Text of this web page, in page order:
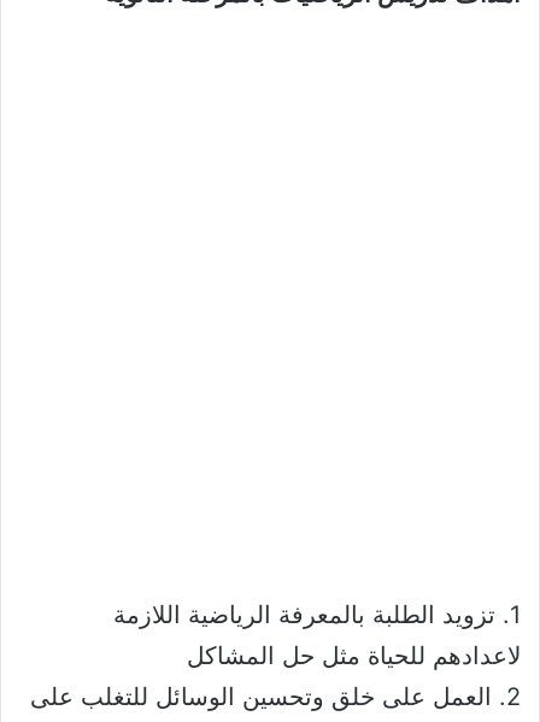
1. تزويد الطلبة بالمعرفة الرياضية اللازمة
لاعدادهم للحياة مثل حل المشاكل
2. العمل على خلق وتحسين الوسائل للتغلب على